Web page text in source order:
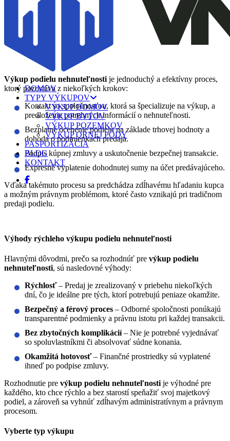
DOMOV
TYPY VÝKUPOV
VÝKUP DOMOV
VÝKUP BYTOV
VÝKUP POZEMKOV
VÝKUP ORNEJ PÔDY
PASPORTIZÁCIA
BLOG
KONTAKT
servis, čo znamená, že celý proces je rýchly a bezpečný. Navyše,
predídete aj možným konfliktom so spoluvlastníkmi, ktorí nemusia s
Ako funguje výkup podielu nehnuteľnosti
Výkup podielu nehnuteľnosti je jednoduchý a efektívny proces,
ktorý pozostáva z niekoľkých krokov:
Kontakt so spoločnosťou, ktorá sa špecializuje na výkup, a
predloženie potrebných informácií o nehnuteľnosti.
Bezplatné ocenenie podielu na základe trhovej hodnoty a
dohoda o podmienkach predaja.
Podpis kúpnej zmluvy a uskutočnenie bezpečnej transakcie.
Expresné vyplatenie dohodnutej sumy na účet predávajúceho.
Vďaka takémuto procesu sa predchádza zdĺhavému hľadaniu kupca
a možným právnym problémom, ktoré často vznikajú pri tradičnom
predaji podielu.
Výhody rýchleho výkupu podielu nehnuteľnosti
Hlavnými dôvodmi, prečo sa rozhodnúť pre výkup podielu
nehnuteľnosti, sú nasledovné výhody:
Rýchlosť– Predaj je zrealizovaný v priebehu niekoľkých
dní, čo je ideálne pre tých, ktorí potrebujú peniaze okamžite.
Bezpečný a férový proces – Odborné spoločnosti ponúkajú
transparentné podmienky a právnu istotu pri každej transakcii.
Bez zbytočných komplikácií– Nie je potrebné vyjednávať
so spoluvlastníkmi či absolvovať súdne konania.
Okamžitá hotovosť– Finančné prostriedky sú vyplatené
ihneď po podpise zmluvy.
Rozhodnutie pre výkup podielu nehnuteľnosti je výhodné pre
každého, kto chce rýchlo a bez starostí speňažiť svoj majetkový
podiel, a zároveň sa vyhnúť zdĺhavým administratívnym a právnym
procesom.
Vyberte typ výkupu